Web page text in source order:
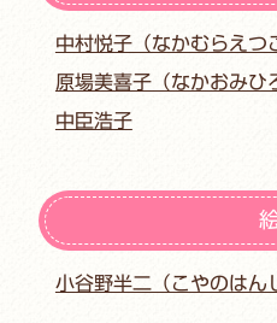
中村悦子（なかむらえつ
原場美喜子（なかおみひ
中臣浩子
小谷野半二（こやのはん